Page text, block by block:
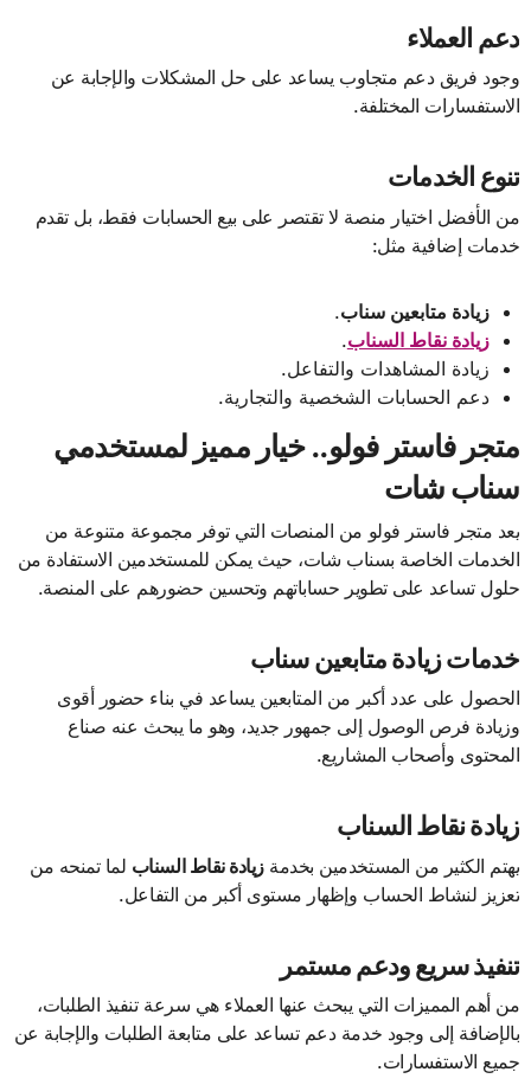
دعم العملاء
وجود فريق دعم متجاوب يساعد على حل المشكلات والإجابة عن
الاستفسارات المختلفة.
تنوع الخدمات
من الأفضل اختيار منصة لا تقتصر على بيع الحسابات فقط، بل تقدم
خدمات إضافية مثل:
زيادة متابعين سناب.
زيادة نقاط السناب.
زيادة المشاهدات والتفاعل.
دعم الحسابات الشخصية والتجارية.
متجر فاستر فولو.. خيار مميز لمستخدمي
سناب شات
يعد متجر فاستر فولو من المنصات التي توفر مجموعة متنوعة من
الخدمات الخاصة بسناب شات، حيث يمكن للمستخدمين الاستفادة من
حلول تساعد على تطوير حساباتهم وتحسين حضورهم على المنصة.
خدمات زيادة متابعين سناب
الحصول على عدد أكبر من المتابعين يساعد في بناء حضور أقوى
وزيادة فرص الوصول إلى جمهور جديد، وهو ما يبحث عنه صناع
المحتوى وأصحاب المشاريع.
زيادة نقاط السناب
يهتم الكثير من المستخدمين بخدمةزيادة نقاط السناب لما تمنحه من
تعزيز لنشاط الحساب وإظهار مستوى أكبر من التفاعل.
تنفيذ سريع ودعم مستمر
من أهم المميزات التي يبحث عنها العملاء هي سرعة تنفيذ الطلبات،
بالإضافة إلى وجود خدمة دعم تساعد على متابعة الطلبات والإجابة عن
جميع الاستفسارات.